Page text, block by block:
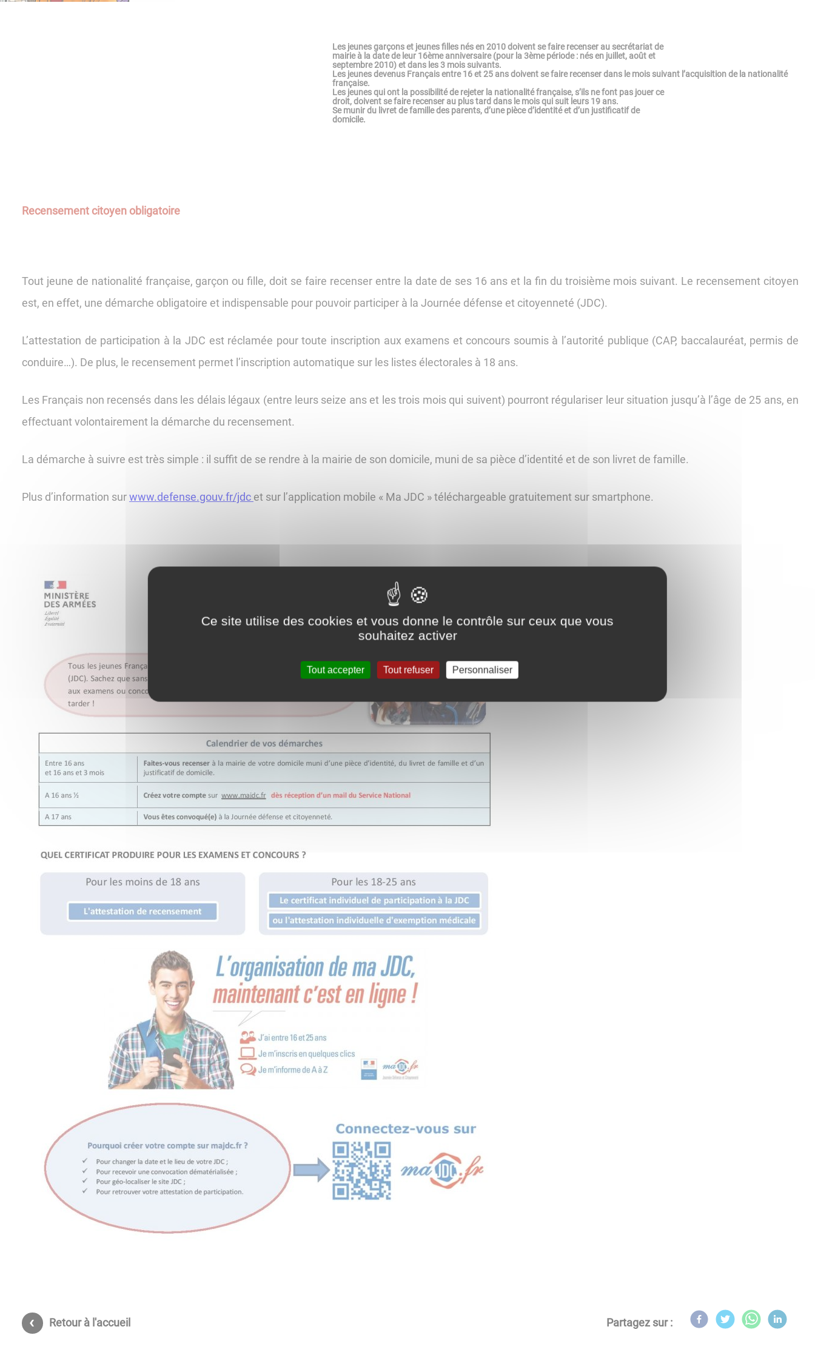
Les jeunes garçons et jeunes filles nés en 2010 doivent se faire recenser au secrétariat de
mairie à la date de leur 16ème anniversaire (pour la 3ème période : nés en juillet, août et
septembre 2010) et dans les 3 mois suivants.
Les jeunes devenus Français entre 16 et 25 ans doivent se faire recenser dans le mois suivant l’acquisition de la nationalité
française.
Les jeunes qui ont la possibilité de rejeter la nationalité française, s’ils ne font pas jouer ce
droit, doivent se faire recenser au plus tard dans le mois qui suit leurs 19 ans.
Se munir du livret de famille des parents, d’une pièce d’identité et d’un justificatif de
domicile.
Recensement citoyen obligatoire
Tout jeune de nationalité française, garçon ou fille, doit se faire recenser entre la date de ses 16 ans et la fin du troisième mois suivant. Le recensement citoyen
est, en effet, une démarche obligatoire et indispensable pour pouvoir participer à la Journée défense et citoyenneté (JDC).
L’attestation de participation à la JDC est réclamée pour toute inscription aux examens et concours soumis à l’autorité publique (CAP, baccalauréat, permis de
conduire…). De plus, le recensement permet l’inscription automatique sur les listes électorales à 18 ans.
Les Français non recensés dans les délais légaux (entre leurs seize ans et les trois mois qui suivent) pourront régulariser leur situation jusqu’à l’âge de 25 ans, en
effectuant volontairement la démarche du recensement.
La démarche à suivre est très simple : il suffit de se rendre à la mairie de son domicile, muni de sa pièce d’identité et de son livret de famille.
Plus d’information surwww.defense.gouv.fr/jdc et sur l’application mobile « Ma JDC » téléchargeable gratuitement sur smartphone.
Retour à l'accueil Partagez sur :
Ce site utilise des cookies et vous donne le contrôle sur ceux que vous
souhaitez activer
Tout accepter Tout refuser Personnaliser